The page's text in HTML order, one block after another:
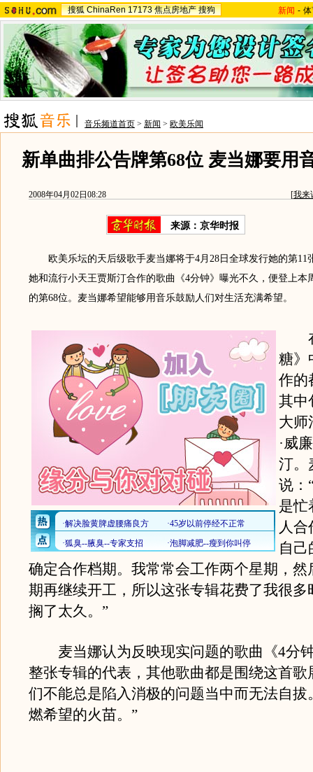
搜狐 ChinaRen 17173 焦点房地产 搜狗 新闻 -
音乐频道首页 > 新闻 > 欧美乐闻
新单曲排公告牌第68位 麦当娜要用
2008年04月02日08:28 [我来
来源：京华时报
欧美乐坛的天后级歌手麦当娜将于4月28日全球发行她的第11
她和流行小天王贾斯汀合作的歌曲《4分钟》曝光不久，便登上本
的第68位。麦当娜希望能够用音乐鼓励人们对生活充满希望。
在
糖》
作的
其中
大师
·威
汀。
说：
是忙
人
自己
确定合作档期。我常常会工作两个星期，然
期再继续开工，所以这张专辑花费了我很多
搁了太久。”
麦当娜认为反映现实问题的歌曲《4分
整张专辑的代表，其他歌曲都是围绕这首歌
们不能总是陷入消极的问题当中而无法自拔
燃希望的火苗。”